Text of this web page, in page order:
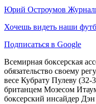
Юрий Остроумов
Хочешь видеть наши
Подписаться в Google
Всемирная боксерская
обязательство своему
весе Кубрату Пулеву
британцем Мозесом
боксерский инсайдер Дэн